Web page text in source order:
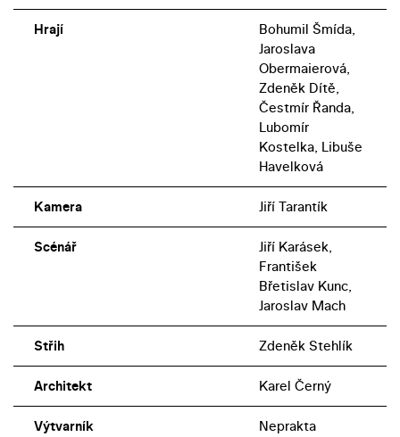
Hrají
Bohumil Šmída,
Jaroslava
Obermaierová,
Zdeněk Dítě,
Čestmír Řanda,
Lubomír
Kostelka, Libuše
Havelková
Kamera Jiří Tarantík
Scénář
Jiří Karásek,
František
Břetislav Kunc,
Jaroslav Mach
Střih Zdeněk Stehlík
Architekt Karel Černý
Výtvarník Neprakta